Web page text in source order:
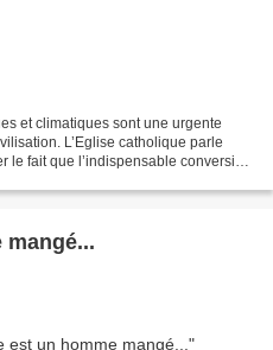
et climatiques sont une urgente
L’Eglise catholique parle
le fait que l’indispensable conversion
mangé...